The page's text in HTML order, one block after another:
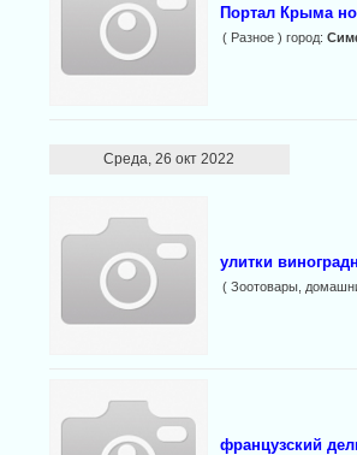
Портал Крыма
( Разное ) город:
Среда, 26 окт 2022
улитки
( Зоотовары,
французский